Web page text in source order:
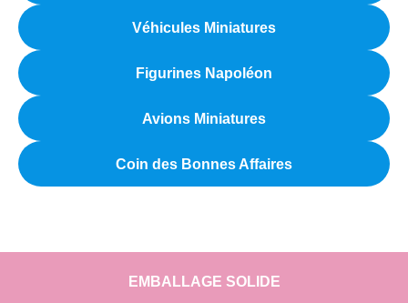
Véhicules Miniatures
Figurines Napoléon
Avions Miniatures
Coin des Bonnes Affaires
EMBALLAGE SOLIDE